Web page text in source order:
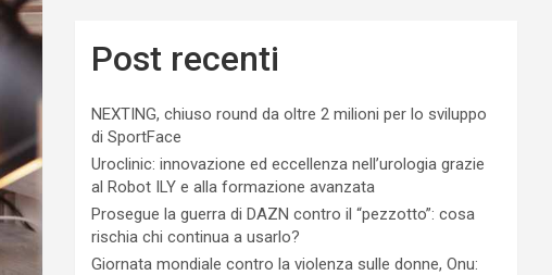
Post recenti
NEXTING, chiuso round da oltre 2 milioni per lo sviluppo
di SportFace
Uroclinic: innovazione ed eccellenza nell’urologia grazie
al Robot ILY e alla formazione avanzata
Prosegue la guerra di DAZN contro il “pezzotto”: cosa
rischia chi continua a usarlo?
Giornata mondiale contro la violenza sulle donne, Onu: